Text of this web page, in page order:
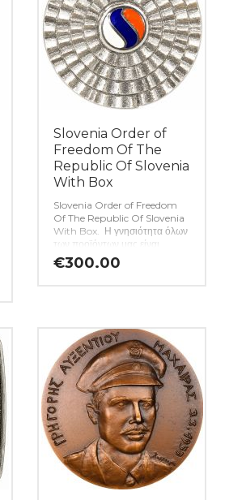
Slovenia Order of
Freedom Of The
Republic Of Slovenia
With Box
Slovenia Order of Freedom
Of The Republic Of Slovenia
With Box. Η γνησιότητα όλων
των προϊόντων μας είναι
εγγυημένη εφ όρου ζωής ενώ
τυχόν ιδιαιτερότητες –
€300.00